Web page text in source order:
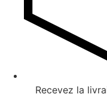
Recevez la